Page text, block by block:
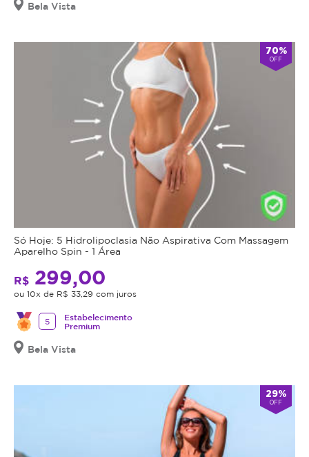
Bela Vista
70%
OFF
Só Hoje: 5 Hidrolipoclasia Não Aspirativa Com Massagem
Aparelho Spin - 1 Área
R$ 299,00
ou 10x de R$ 33,29 com juros
5
Estabelecimento
Premium
Bela Vista
29%
OFF